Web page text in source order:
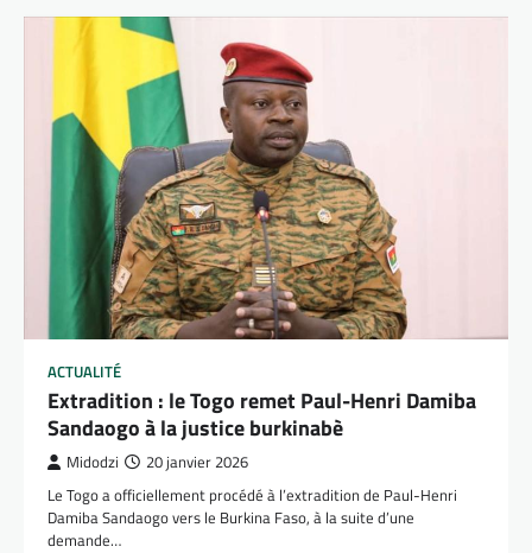
ACTUALITÉ
Extradition : le Togo remet Paul-Henri Damiba
Sandaogo à la justice burkinabè
Midodzi 20 janvier 2026
Le Togo a officiellement procédé à l’extradition de Paul-Henri
Damiba Sandaogo vers le Burkina Faso, à la suite d’une
demande…